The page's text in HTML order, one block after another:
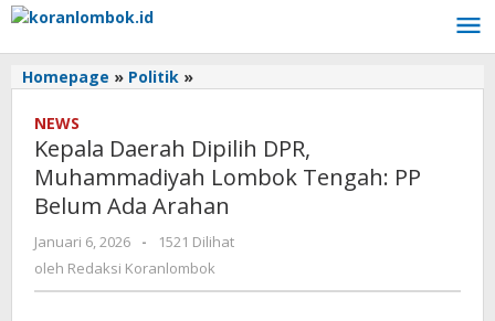
Lewati
konten
Homepage » Politik »
DPR,
Muhammadiyah
Lombok
Tengah:
PP
Belum
Ada
NEWS
Kepala Daerah Dipilih DPR,
Muhammadiyah Lombok Tengah: PP
Belum Ada Arahan
Januari 6, 2026
oleh
Redaksi
-
1521 Dilihat
oleh Redaksi Koranlombok